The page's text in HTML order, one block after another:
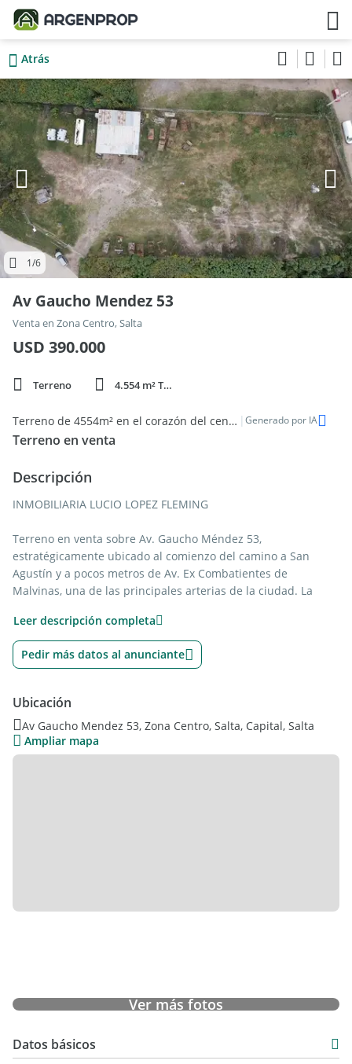
Atrás
1/6
Av Gaucho Mendez 53
Venta en Zona Centro, Salta
USD 390.000
Terreno 4.554 m² Total
Terreno de 4554m² en el corazón del centro de Salta | Generado por IA
Terreno en venta
Descripción
INMOBILIARIA LUCIO LOPEZ FLEMING
Terreno en venta sobre Av. Gaucho Méndez 53,
estratégicamente ubicado al comienzo del camino a San
Agustín y a pocos metros de Av. Ex Combatientes de
Malvinas, una de las principales arterias de la ciudad. La
ofreciendo amplias posibilidades para proyectos comerciales,
desarrollos inmobiliarios o inversiones de mediano y largo
plazo. Su ubicación le otorga excelente accesibilidad, gran
servicios. Se trata de una oportunidad destacada en una
zona de constante crecimiento y expansión urbana, con gran
potencial de valorización.
Consultar para más información o coordinar una visita.
Leer descripción completa
Pedir más datos al anunciante
Ubicación
Av Gaucho Mendez 53, Zona Centro, Salta, Capital, Salta
Ampliar mapa
Ver más fotos
Datos básicos